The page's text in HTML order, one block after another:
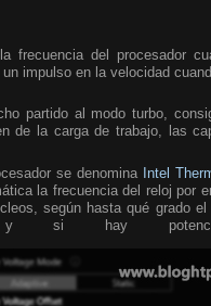
frecuencia del procesador
impulso en la velocidad
partido al modo turbo,
de la carga de trabajo, las
se denomina Intel
la frecuencia del reloj por
según hasta qué grado el
si hay potencia